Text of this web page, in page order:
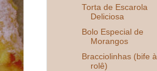
Torta de Escarola
Deliciosa
Bolo Especial de
Morangos
Bracciolinhas (bife à
rolê)